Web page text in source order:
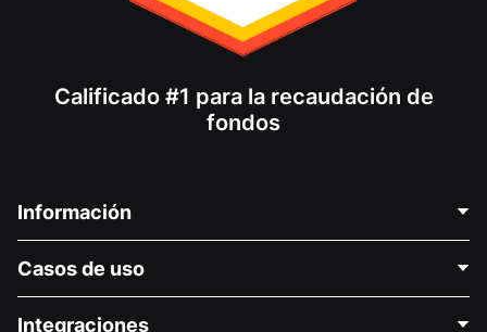
Calificado #1 para la recaudación de
fondos
Información
Acerca de nosotros
Casos de uso
Integraciones